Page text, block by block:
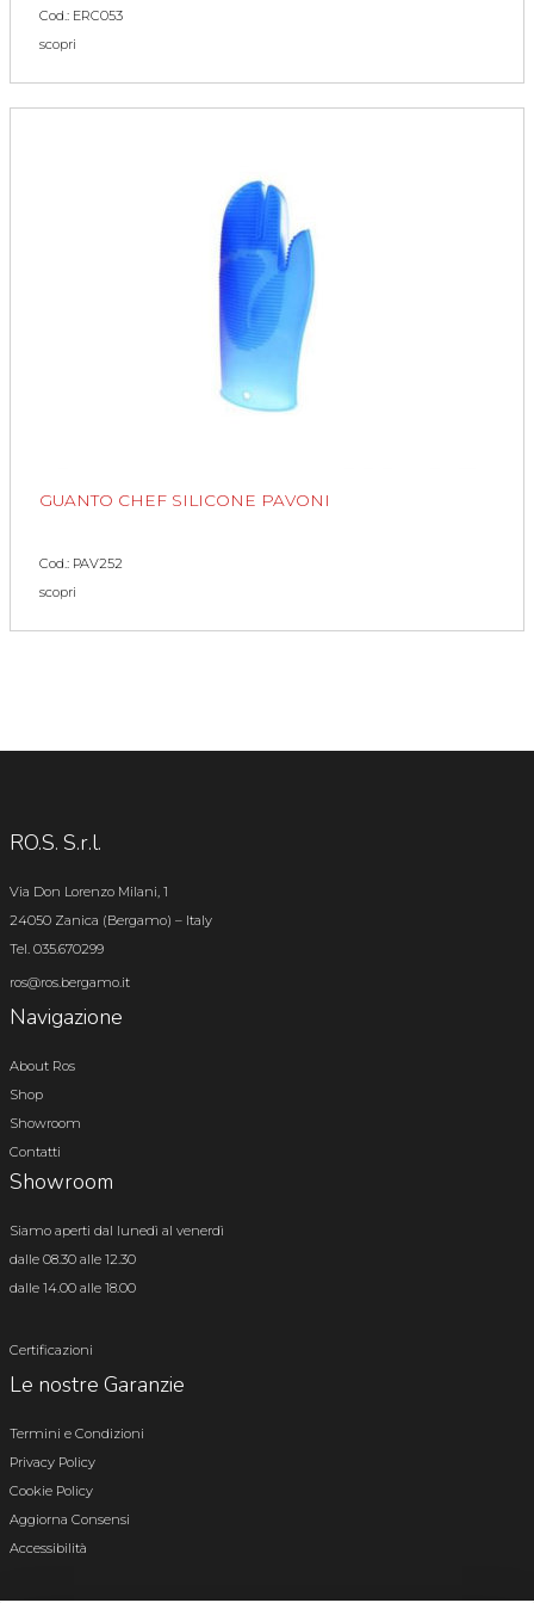
Cod.: ERC053
scopri
GUANTO CHEF SILICONE PAVONI
Cod.: PAV252
scopri
RO.S. S.r.l.
Via Don Lorenzo Milani, 1
24050 Zanica (Bergamo) – Italy
Tel. 035.670299
ros@ros.bergamo.it
Navigazione
About Ros
Shop
Showroom
Contatti
Showroom
Siamo aperti dal lunedì al venerdì
dalle 08.30 alle 12.30
dalle 14.00 alle 18.00
Certificazioni
Le nostre Garanzie
Termini e Condizioni
Privacy Policy
Cookie Policy
Aggiorna Consensi
Accessibilità